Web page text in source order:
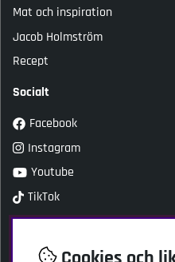
Mat och inspiration
Jacob Holmström
Recept
Socialt
Facebook
Instagram
Youtube
TikTok
Kundtjänst